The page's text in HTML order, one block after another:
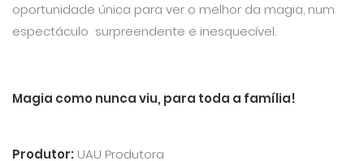
oportunidade única para ver o melhor da magia, num
espectáculo surpreendente e inesquecível.
Magia como nunca viu, para toda a família!
Produtor: UAU Produtora